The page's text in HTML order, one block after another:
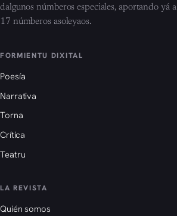
dalgunos númberos especiales, aportando yá a
17 númberos asoleyaos.
FORMIENTU DIXITAL
Poesía
Narrativa
Torna
Crítica
Teatru
LA REVISTA
Quién somos